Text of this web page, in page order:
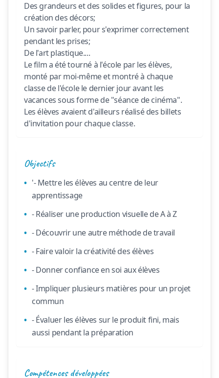
Des grandeurs et des solides et figures, pour la
création des décors;
Un savoir parler, pour s'exprimer correctement
pendant les prises;
De l'art plastique....
Le film a été tourné à l'école par les élèves,
monté par moi-même et montré à chaque
classe de l'école le dernier jour avant les
vacances sous forme de "séance de cinéma".
Les élèves avaient d'ailleurs réalisé des billets
d'invitation pour chaque classe.
Objectifs
'- Mettre les élèves au centre de leur
apprentissage
- Réaliser une production visuelle de A à Z
- Découvrir une autre méthode de travail
- Faire valoir la créativité des élèves
- Donner confiance en soi aux élèves
- Impliquer plusieurs matières pour un projet
commun
- Évaluer les élèves sur le produit fini, mais
aussi pendant la préparation
Compétences développées